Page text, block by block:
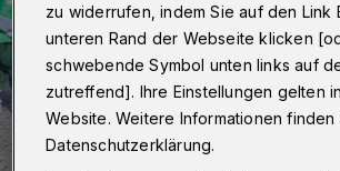
zu widerrufen, indem Sie auf den Link
unteren Rand der Webseite klicken
schwebende Symbol unten links auf
zutreffend]. Ihre Einstellungen gelten
Website. Weitere Informationen finden
Datenschutzerklärung.